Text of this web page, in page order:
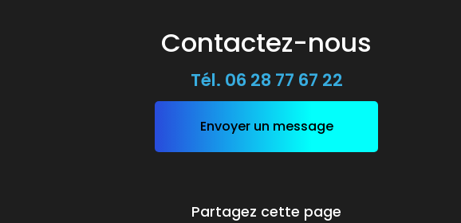
Contactez-nous
Tél. 06 28 77 67 22
Envoyer un message
Partagez cette page